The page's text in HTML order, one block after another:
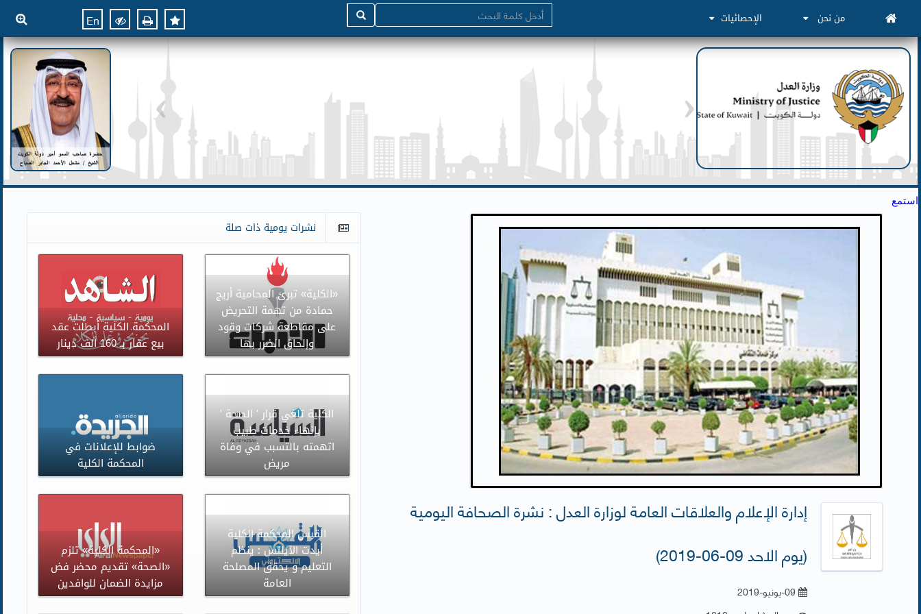
من نحن الإحصائيات En
استمع
إدارة الإعلام والعلاقات العامة لوزارة العدل : نشرة الصحافة اليومية
(يوم الاحد 09-06-2019)
09-يونيو-2019
نشرات يومية ذات صلة
المحكمة الكلية أبطلت عقد
بيع عقار بـ 160 ألف دينار
«الكلية» تبرئ المحامية أريج
حمادة من تهمة التحريض
على مقاطعة شركات وقود
وإلحاق الضرر بها
ضوابط للإعلانات في
المحكمة الكلية
الكلية تلغي قرار ' الصحة '
بإنهاء خدمات طبيب
اتهمته بالتسبب في وفاة
مريض
«المحكمة الكلية» تلزم
«الصحة» تقديم محضر فض
مزايدة الضمان للوافدين
القبس المحكمة الكلية
أيدت الآيلتس : ينظم
التعليم و يحقق المصلحة
العامة